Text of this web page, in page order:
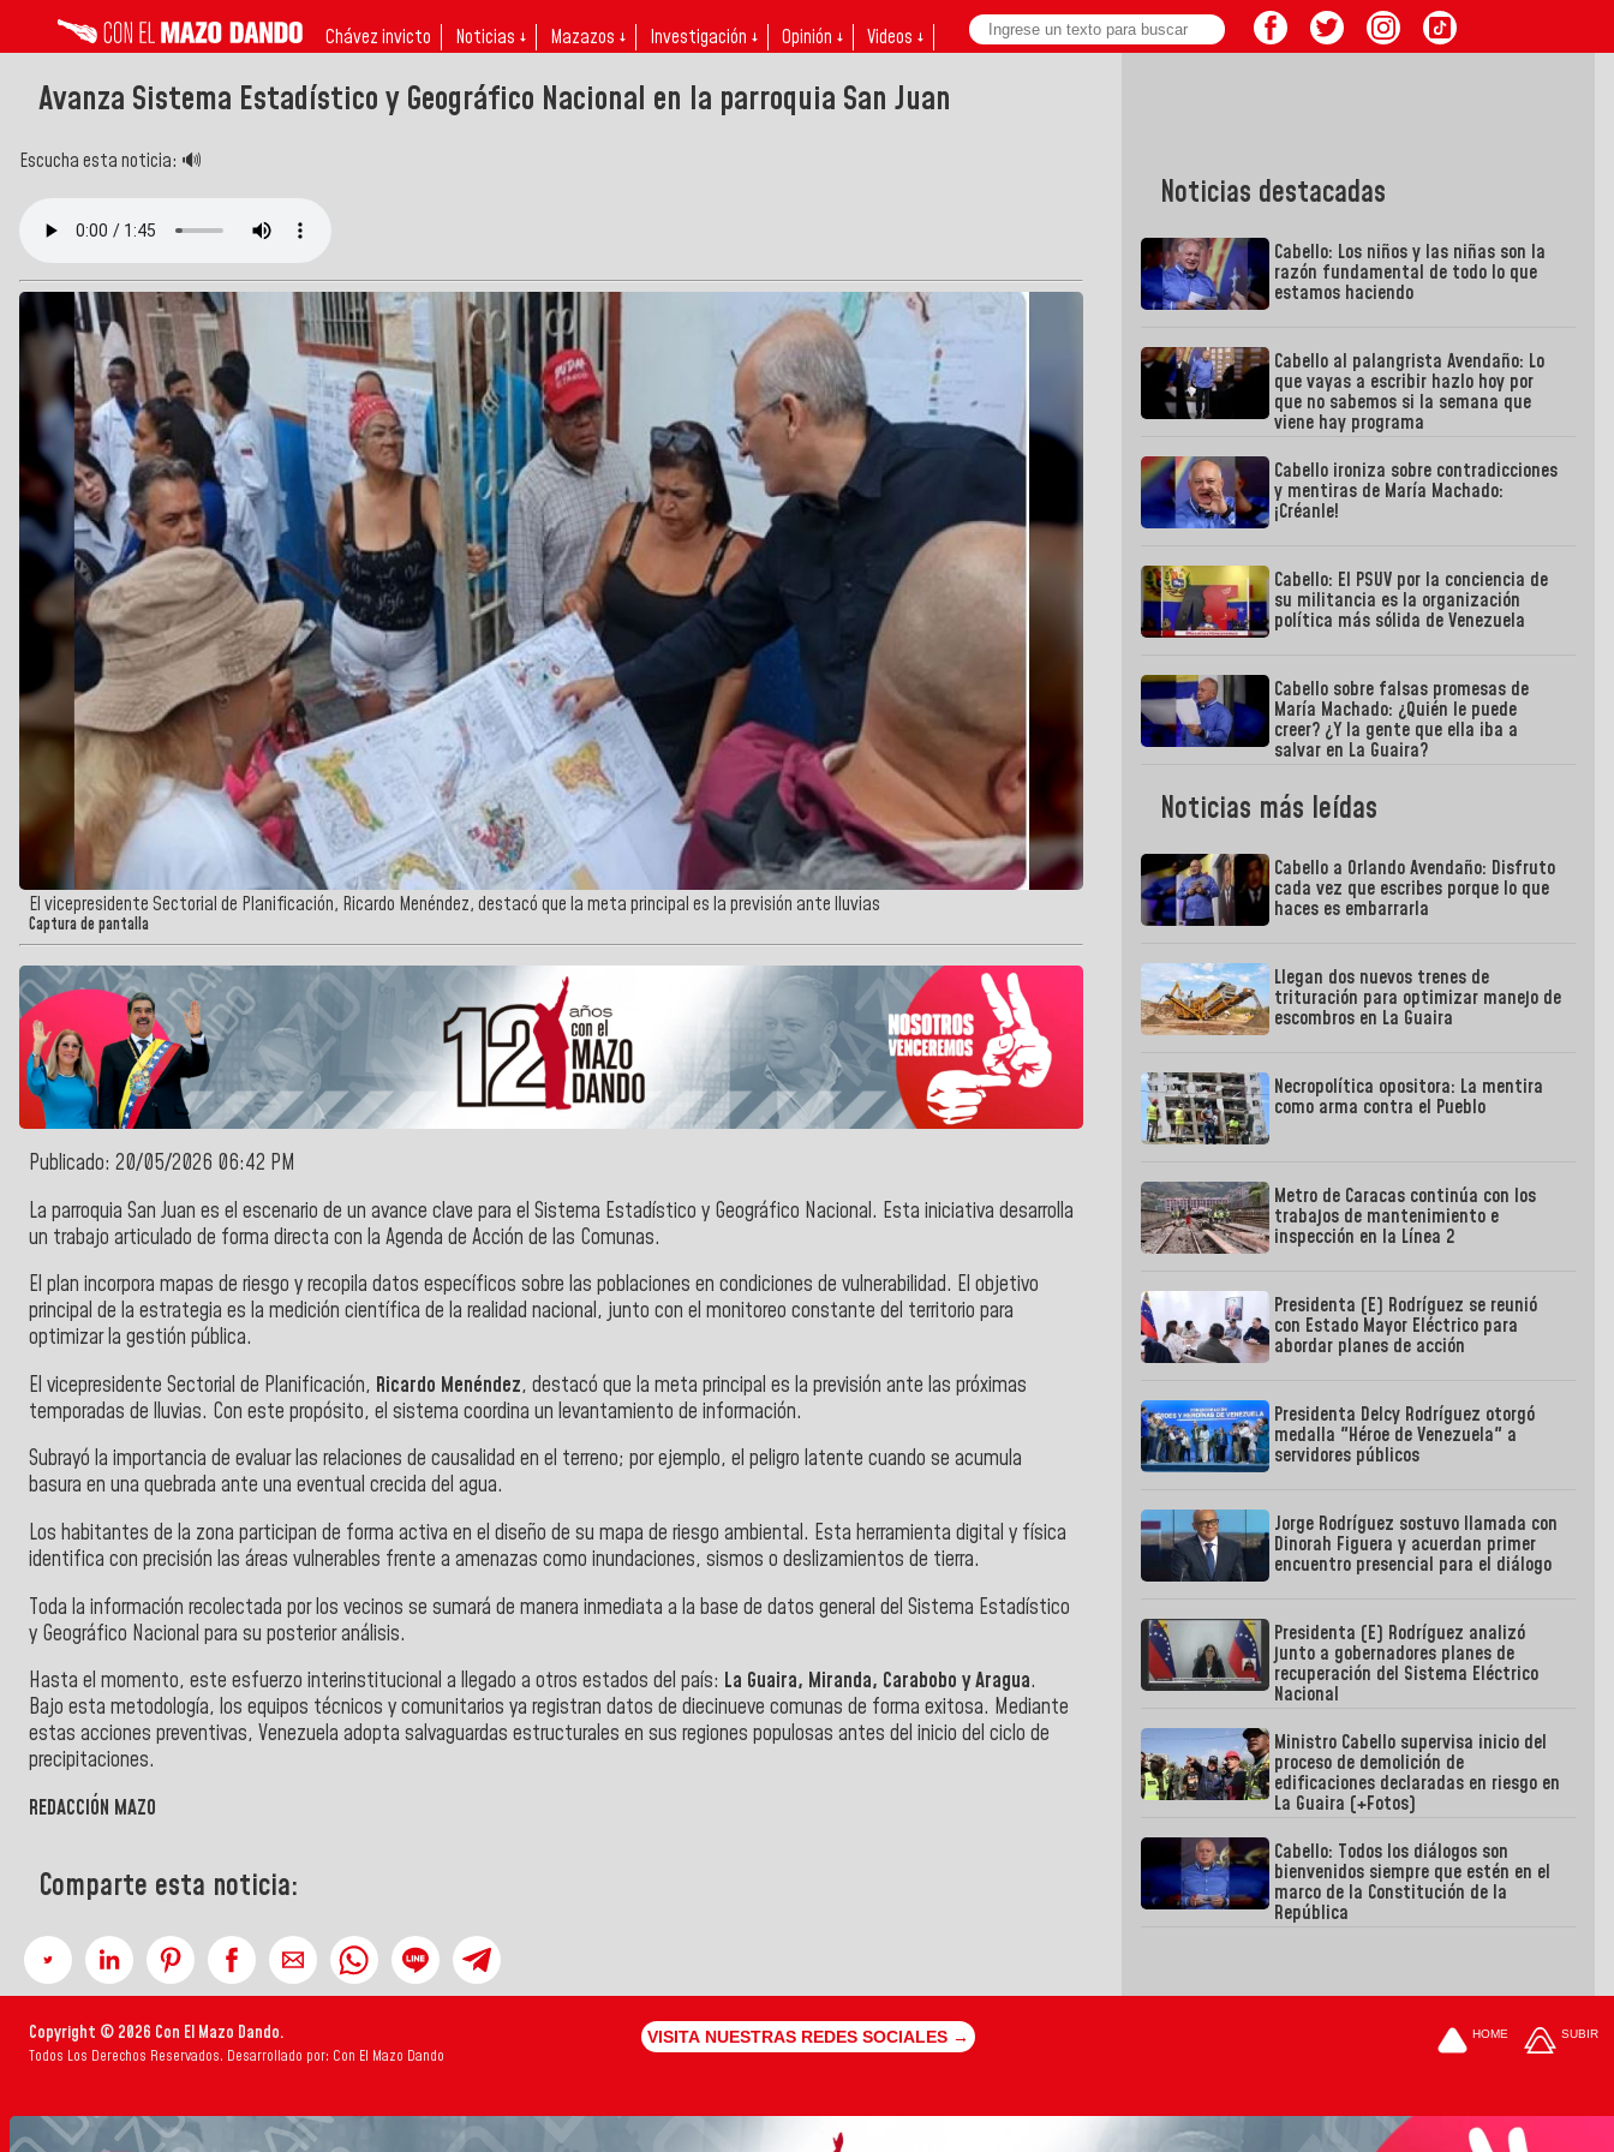
Chávez invicto Noticias ↓ Mazazos ↓ Investigación ↓ Opinión ↓ Videos ↓
Avanza Sistema Estadístico y Geográfico Nacional en la parroquia San Juan
Escucha esta noticia: 🔊
El vicepresidente Sectorial de Planificación, Ricardo Menéndez, destacó que la meta principal es la previsión ante lluvias
Captura de pantalla
Publicado: 20/05/2026 06:42 PM
La parroquia San Juan es el escenario de un avance clave para el Sistema Estadístico y Geográfico Nacional. Esta iniciativa desarrolla
un trabajo articulado de forma directa con la Agenda de Acción de las Comunas.
El plan incorpora mapas de riesgo y recopila datos específicos sobre las poblaciones en condiciones de vulnerabilidad. El objetivo
principal de la estrategia es la medición científica de la realidad nacional, junto con el monitoreo constante del territorio para
optimizar la gestión pública.
El vicepresidente Sectorial de Planificación, Ricardo Menéndez, destacó que la meta principal es la previsión ante las próximas
temporadas de lluvias. Con este propósito, el sistema coordina un levantamiento de información.
Subrayó la importancia de evaluar las relaciones de causalidad en el terreno; por ejemplo, el peligro latente cuando se acumula
basura en una quebrada ante una eventual crecida del agua.
Los habitantes de la zona participan de forma activa en el diseño de su mapa de riesgo ambiental. Esta herramienta digital y física
identifica con precisión las áreas vulnerables frente a amenazas como inundaciones, sismos o deslizamientos de tierra.
Toda la información recolectada por los vecinos se sumará de manera inmediata a la base de datos general del Sistema Estadístico
y Geográfico Nacional para su posterior análisis.
Hasta el momento, este esfuerzo interinstitucional a llegado a otros estados del país: La Guaira, Miranda, Carabobo y Aragua.
Bajo esta metodología, los equipos técnicos y comunitarios ya registran datos de diecinueve comunas de forma exitosa. Mediante
estas acciones preventivas, Venezuela adopta salvaguardas estructurales en sus regiones populosas antes del inicio del ciclo de
precipitaciones.
REDACCIÓN MAZO
Comparte esta noticia:
Noticias destacadas
Cabello: Los niños y las niñas son la
razón fundamental de todo lo que
estamos haciendo
Cabello al palangrista Avendaño: Lo
que vayas a escribir hazlo hoy por
que no sabemos si la semana que
viene hay programa
Cabello ironiza sobre contradicciones
y mentiras de María Machado:
¡Créanle!
Cabello: El PSUV por la conciencia de
su militancia es la organización
política más sólida de Venezuela
Cabello sobre falsas promesas de
María Machado: ¿Quién le puede
creer? ¿Y la gente que ella iba a
salvar en La Guaira?
Noticias más leídas
Cabello a Orlando Avendaño: Disfruto
cada vez que escribes porque lo que
haces es embarrarla
Llegan dos nuevos trenes de
trituración para optimizar manejo de
escombros en La Guaira
Necropolítica opositora: La mentira
como arma contra el Pueblo
Metro de Caracas continúa con los
trabajos de mantenimiento e
inspección en la Línea 2
Presidenta (E) Rodríguez se reunió
con Estado Mayor Eléctrico para
abordar planes de acción
Presidenta Delcy Rodríguez otorgó
medalla "Héroe de Venezuela" a
servidores públicos
Jorge Rodríguez sostuvo llamada con
Dinorah Figuera y acuerdan primer
encuentro presencial para el diálogo
Presidenta (E) Rodríguez analizó
junto a gobernadores planes de
recuperación del Sistema Eléctrico
Nacional
Ministro Cabello supervisa inicio del
proceso de demolición de
edificaciones declaradas en riesgo en
La Guaira (+Fotos)
Cabello: Todos los diálogos son
bienvenidos siempre que estén en el
marco de la Constitución de la
República
Copyright © 2026 Con El Mazo Dando.
Todos Los Derechos Reservados. Desarrollado por: Con El Mazo Dando
VISITA NUESTRAS REDES SOCIALES → HOME SUBIR